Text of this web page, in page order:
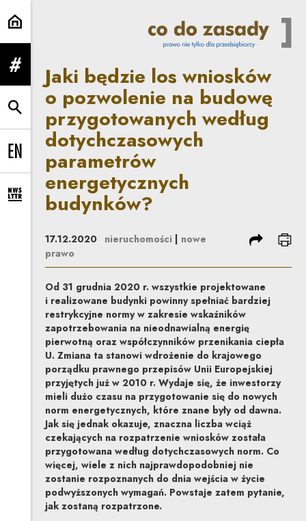
Jaki będzie los wniosków o
rozwiń menu
rozwiń wyszukiwarkę
Change language to EN
rozwiń formularz zapisu na newsletter
Jaki będzie los wniosków
o pozwolenie na budowę
przygotowanych według
dotychczasowych
parametrów
energetycznych
budynków?
17.12.2020 nieruchomości
nowe
prawo
podziel się
Od 31 grudnia 2020 r. wszystkie projektowane
i realizowane budynki powinny spełniać bardziej
restrykcyjne normy w zakresie wskaźników
zapotrzebowania na nieodnawialną energię
pierwotną oraz współczynników przenikania ciepła
U. Zmiana ta stanowi wdrożenie do krajowego
porządku prawnego przepisów Unii Europejskiej
przyjętych już w 2010 r. Wydaje się, że inwestorzy
mieli dużo czasu na przygotowanie się do nowych
norm energetycznych, które znane były od dawna.
Jak się jednak okazuje, znaczna liczba wciąż
czekających na rozpatrzenie wniosków została
przygotowana według dotychczasowych norm. Co
więcej, wiele z nich najprawdopodobniej nie
zostanie rozpoznanych do dnia wejścia w życie
podwyższonych wymagań. Powstaje zatem pytanie,
jak zostaną rozpatrzone.